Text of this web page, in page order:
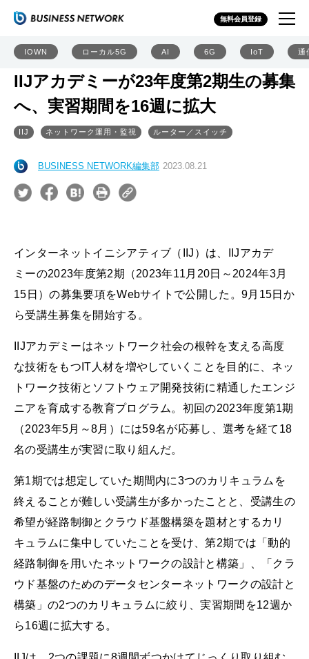
無料会員登録
IOWN ローカル5G AI 6G IoT 通
IIJアカデミーが23年度第2期生の募集
へ、実習期間を16週に拡大
IIJ ネットワーク運用・監視 ルーター／スイッチ
BUSINESS NETWORK編集部 2023.08.21
インターネットイニシアティブ（IIJ）は、IIJアカデ
ミーの2023年度第2期（2023年11月20日～2024年3月
15日）の募集要項をWebサイトで公開した。9月15日か
ら受講生募集を開始する。
IIJアカデミーはネットワーク社会の根幹を支える高度
な技術をもつIT人材を増やしていくことを目的に、ネッ
トワーク技術とソフトウェア開発技術に精通したエンジ
ニアを育成する教育プログラム。初回の2023年度第1期
（2023年5月～8月）には59名が応募し、選考を経て18
名の受講生が実習に取り組んだ。
第1期では想定していた期間内に3つのカリキュラムを
終えることが難しい受講生が多かったことと、受講生の
希望が経路制御とクラウド基盤構築を題材とするカリ
キュラムに集中していたことを受け、第2期では「動的
経路制御を用いたネットワークの設計と構築」、「クラ
ウド基盤のためのデータセンターネットワークの設計と
構築」の2つのカリキュラムに絞り、実習期間を12週か
ら16週に拡大する。